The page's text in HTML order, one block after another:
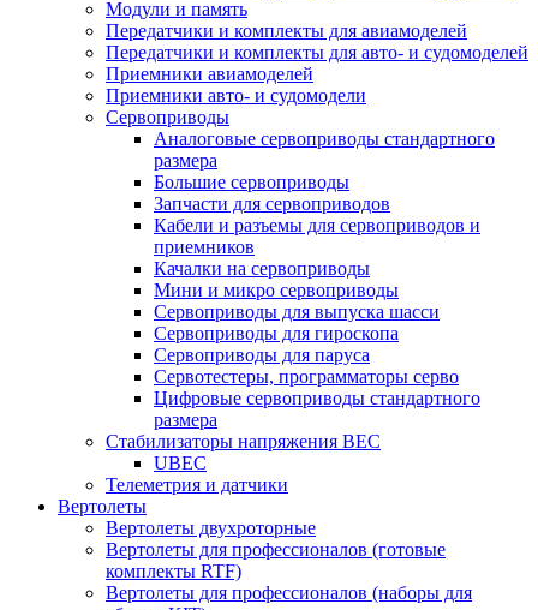
Модули и память
Передатчики и комплекты для авиамоделей
Передатчики и комплекты для авто- и судомоделей
Приемники авиамоделей
Приемники авто- и судомодели
Сервоприводы
Аналоговые сервоприводы стандартного
размера
Большие сервоприводы
Запчасти для сервоприводов
Кабели и разъемы для сервоприводов и
приемников
Качалки на сервоприводы
Мини и микро сервоприводы
Сервоприводы для выпуска шасси
Сервоприводы для гироскопа
Сервоприводы для паруса
Сервотестеры, программаторы серво
Цифровые сервоприводы стандартного
размера
Стабилизаторы напряжения BEC
UBEC
Телеметрия и датчики
Вертолеты
Вертолеты двухроторные
Вертолеты для профессионалов (готовые
комплекты RTF)
Вертолеты для профессионалов (наборы для